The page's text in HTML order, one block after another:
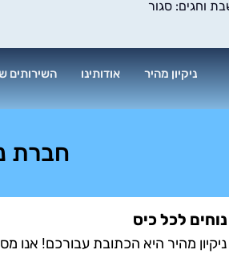
ניקיון מהיר אודותינו השירותים
חברת
לכל כיס
מהיר היא הכתובת עבורכם! אנו